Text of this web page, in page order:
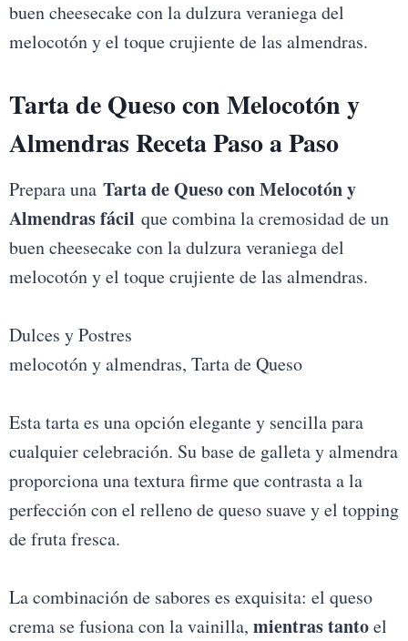
pp m t
buen cheesecake con la dulzura veraniega del
melocotón y el toque crujiente de las almendras.
Tarta de Queso con Melocotón y
Almendras Receta Paso a Paso
Prepara una Tarta de Queso con Melocotón y
Almendras fácil que combina la cremosidad de un
buen cheesecake con la dulzura veraniega del
melocotón y el toque crujiente de las almendras.
Dulces y Postres
melocotón y almendras, Tarta de Queso
Esta tarta es una opción elegante y sencilla para
cualquier celebración. Su base de galleta y almendra
proporciona una textura firme que contrasta a la
perfección con el relleno de queso suave y el topping
de fruta fresca.
La combinación de sabores es exquisita: el queso
crema se fusiona con la vainilla, mientras tantoel